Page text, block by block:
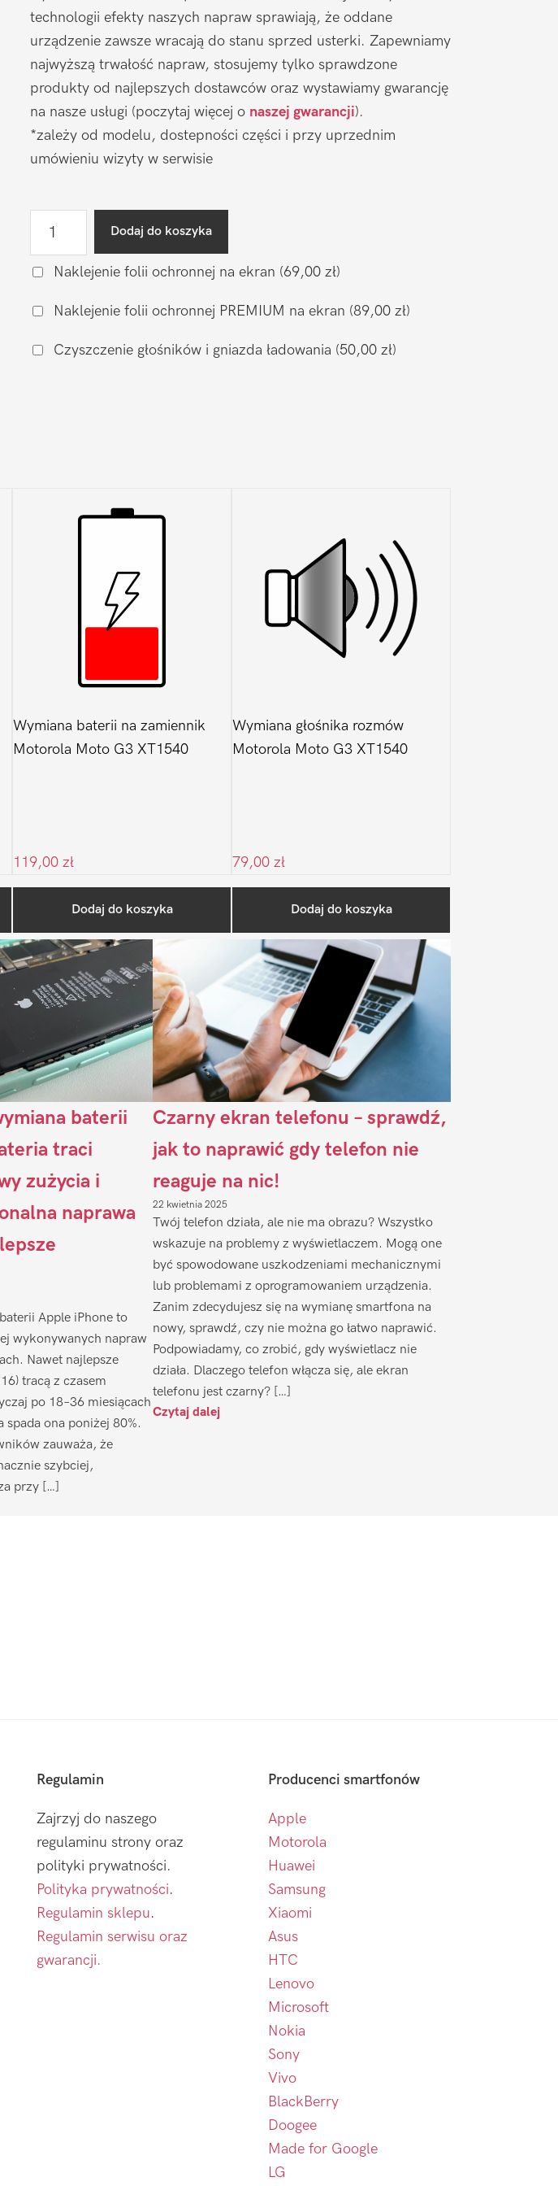
technologii efekty naszych napraw sprawiają, że oddane
urządzenie zawsze wracają do stanu sprzed usterki. Zapewniamy
najwyższą trwałość napraw, stosujemy tylko sprawdzone
produkty od najlepszych dostawców oraz wystawiamy gwarancję
na nasze usługi (poczytaj więcej o naszej gwarancji).
*zależy od modelu, dostepności części i przy uprzednim
umówieniu wizyty w serwisie
mikrofonu
Moto
XT1540
Dodaj do koszyka
Naklejenie folii ochronnej na ekran (69,00 zł)
Naklejenie folii ochronnej PREMIUM na ekran (89,00 zł)
Czyszczenie głośników i gniazda ładowania (50,00 zł)
Wymiana baterii na zamiennik
Motorola Moto G3 XT1540
119,00 zł
Dodaj do koszyka
Wymiana głośnika rozmów
Motorola Moto G3 XT1540
79,00 zł
Dodaj do koszyka
Sidebar
na blogu
baterii
traci
zużycia i
naprawa
Apple iPhone to
wykonywanych napraw
Nawet najlepsze
tracą z czasem
po 18–36 miesiącach
ona poniżej 80%.
zauważa, że
szybciej,
przy […]
Czarny ekran telefonu – sprawdź,
jak to naprawić gdy telefon nie
reaguje na nic!
22 kwietnia 2025
Twój telefon działa, ale nie ma obrazu? Wszystko
wskazuje na problemy z wyświetlaczem. Mogą one
być spowodowane uszkodzeniami mechanicznymi
lub problemami z oprogramowaniem urządzenia.
Zanim zdecydujesz się na wymianę smartfona na
nowy, sprawdź, czy nie można go łatwo naprawić.
Podpowiadamy, co zrobić, gdy wyświetlacz nie
działa. Dlaczego telefon włącza się, ale ekran
telefonu jest czarny? […]
Czytaj dalej
Regulamin
Zajrzyj do naszego
regulaminu strony oraz
polityki prywatności.
Polityka prywatności.
Regulamin sklepu.
Regulamin serwisu oraz
gwarancji.
Producenci smartfonów
Apple
Motorola
Huawei
Samsung
Xiaomi
Asus
HTC
Lenovo
Microsoft
Nokia
Sony
Vivo
BlackBerry
Doogee
Made for Google
LG